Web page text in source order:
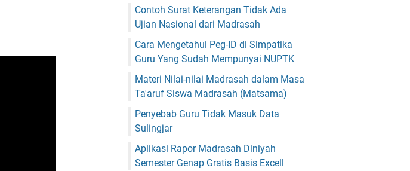
Contoh Surat Keterangan Tidak Ada
Ujian Nasional dari Madrasah
Cara Mengetahui Peg-ID di Simpatika
Guru Yang Sudah Mempunyai NUPTK
Materi Nilai-nilai Madrasah dalam Masa
Ta'aruf Siswa Madrasah (Matsama)
Penyebab Guru Tidak Masuk Data
Sulingjar
Aplikasi Rapor Madrasah Diniyah
Semester Genap Gratis Basis Excell